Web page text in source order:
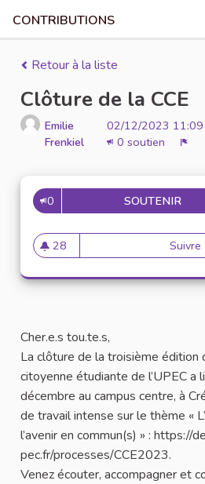
CONTRIBUTIONS
Retour à la liste
Clôture de la CCE
Emilie
Frenkiel
02/12/2023 11:09
0 soutien
0 SOUTENIR
28
28 abonnés
Suivre
Cher.e.s tou.te.s,
La clôture de la troisième édition
citoyenne étudiante de l’UPEC a
décembre au campus centre, à
de travail intense sur le thème «
l’avenir en commun(s) » : https://
pec.fr/processes/CCE2023.
Venez écouter, accompagner et